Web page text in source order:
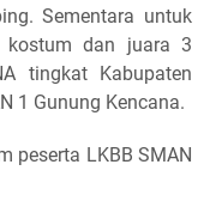
Sementara untuk
kostum dan juara 3
tingkat Kabupaten
1 Gunung Kencana.
peserta LKBB SMAN